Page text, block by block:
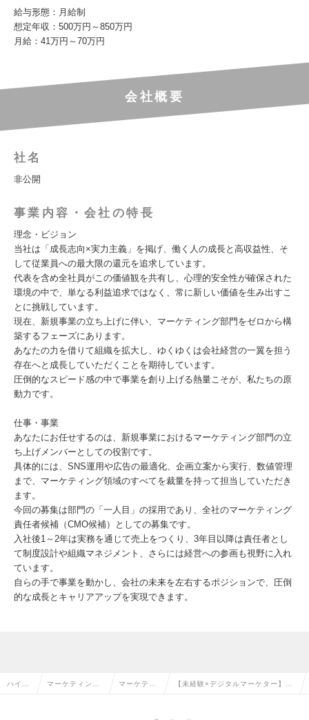
給与形態：月給制
想定年収：500万円～850万円
月給：41万円～70万円
会社概要
社名
非公開
事業内容・会社の特長
理念・ビジョン
当社は「成長志向×実力主義」を掲げ、働く人の成長と高収益性、そ
して従業員への最大限の還元を追求しています。
代表を含め全社員がこの価値観を共有し、心理的安全性が確保された
環境の中で、単なる利益追求ではなく、常に新しい価値を生み出すこ
とに挑戦しています。
現在、新規事業の立ち上げに伴い、マーケティング部門をゼロから構
築するフェーズにあります。
あなたの力を借りて組織を拡大し、ゆくゆくは会社経営の一翼を担う
存在へと成長していただくことを期待しています。
圧倒的なスピード感の中で事業を創り上げる熱量こそが、私たちの原
動力です。
仕事・事業
あなたにお任せするのは、新規事業におけるマーケティング部門の立
ち上げメンバーとしての役割です。
具体的には、SNS運用や広告の最適化、企画立案から実行、数値管理
まで、マーケティング領域のすべてを裁量を持って担当していただき
ます。
今回の募集は部門の「一人目」の採用であり、全社のマーケティング
責任者候補（CMO候補）としての募集です。
入社後1～2年は実務を通じて売上をつくり、3年目以降は責任者とし
て制度設計や組織マネジメント、さらには経営への参画も視野に入れ
ています。
自らの手で事業を動かし、会社の未来を左右するポジションで、圧倒
的な成長とキャリアアップを実現できます。
ハイク マーケティン マーケティ 【未経験×デジタルマーケター】事